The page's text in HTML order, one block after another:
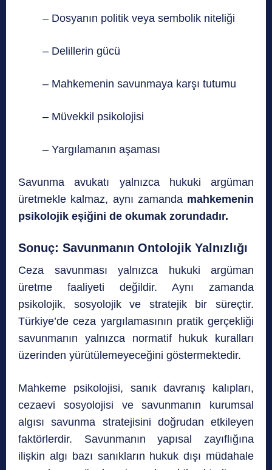
– Dosyanın politik veya sembolik niteliği
– Delillerin gücü
– Mahkemenin savunmaya karşı tutumu
– Müvekkil psikolojisi
– Yargılamanın aşaması
Savunma avukatı yalnızca hukuki argüman
üretmekle kalmaz, aynı zamanda mahkemenin
psikolojik eşiğini de okumak zorundadır.
Sonuç: Savunmanın Ontolojik Yalnızlığı
Ceza savunması yalnızca hukuki argüman
üretme faaliyeti değildir. Aynı zamanda
psikolojik, sosyolojik ve stratejik bir süreçtir.
Türkiye’de ceza yargılamasının pratik gerçekliği
savunmanın yalnızca normatif hukuk kuralları
üzerinden yürütülemeyeceğini göstermektedir.
Mahkeme psikolojisi, sanık davranış kalıpları,
cezaevi sosyolojisi ve savunmanın kurumsal
algısı savunma stratejisini doğrudan etkileyen
faktörlerdir. Savunmanın yapısal zayıflığına
ilişkin algı bazı sanıkların hukuk dışı müdahale